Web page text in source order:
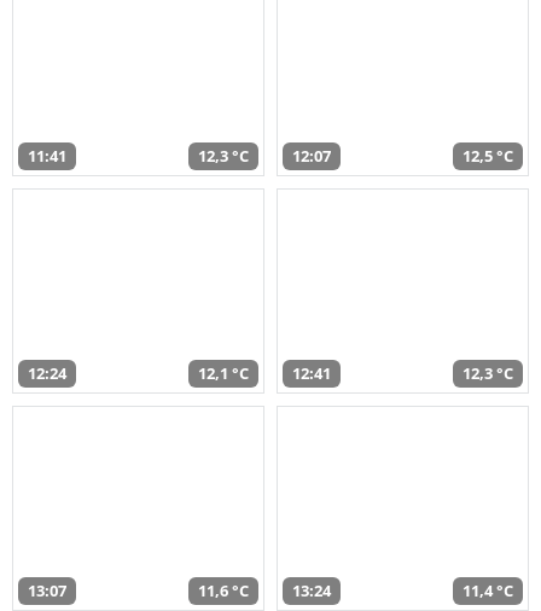
11:41 12,3 °C 12:07 12,5 °C
12:24 12,1 °C 12:41 12,3 °C
13:07 11,6 °C 13:24 11,4 °C